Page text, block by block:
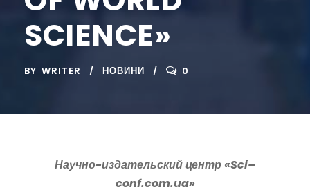
SCIENCE»
BY WRITER НОВИНИ 0
Научно-издательский центр «Sci–
conf.com.ua»